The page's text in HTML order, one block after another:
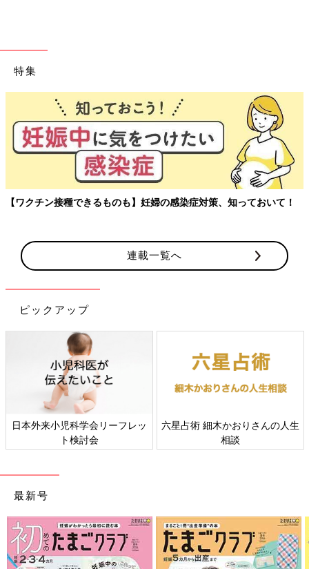
特集
【ワクチン接種できるものも】妊婦の感染症対策、知っておいて！
連載一覧へ
ピックアップ
日本外来小児科学会リーフレッ
ト検討会
六星占術 細木かおりさんの人生
相談
最新号